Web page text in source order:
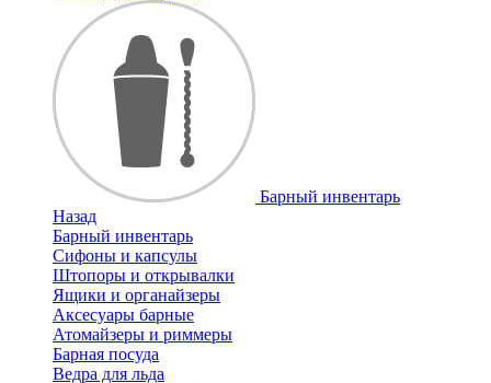
Барный инвентарь
Назад
Барный инвентарь
Сифоны и капсулы
Штопоры и открывалки
Ящики и органайзеры
Аксесуары барные
Атомайзеры и риммеры
Барная посуда
Ведра для льда